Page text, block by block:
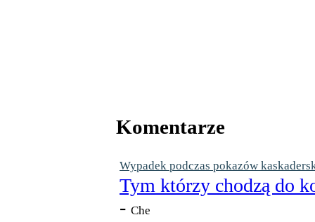
Komentarze
Wypadek podczas pokazów
Tym którzy chodzą do
- Che